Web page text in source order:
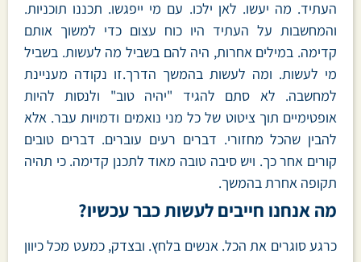
העתיד. מה יעשו. לאן ילכו. עם מי ייפגשו. תכננו תוכניות.
והמחשבות על העתיד היו כוח עצום כדי למשוך אותם
קדימה. במילים אחרות, היה להם בשביל מה לעשות. בשביל
מי לעשות. ומה לעשות בהמשך הדרך.זו נקודה מעניינת
למחשבה. לא סתם להגיד "יהיה טוב" ולנסות להיות
אופטימיים תוך ציטוט של כל מני נואמים ודמויות עבר. אלא
להבין שהכל מחזורי. דברים רעים עוברים. דברים טובים
קורים אחר כך. ויש סיבה טובה מאוד לתכנן קדימה. כי תהיה
תקופה אחרת בהמשך.
מה אנחנו חייבים לעשות כבר עכשיו?
כרגע סוגרים את הכל. אנשים בלחץ. ובצדק, כמעט מכל כיוון